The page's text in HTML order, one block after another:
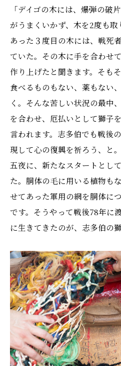
「デイゴの木には、爆弾の破
がうまくいかず、木を2度も
あった３度目の木には、戦死
ていた。その木に手を合わせ
作り上げたと聞きます。そも
食べるものもない、薬もない
く。そんな苦しい状況の最中
を合わせ、厄払いとして獅子
言われます。志多伯でも戦後
現して心の復興を祈ろう、と
五夜に、新たなスタートとし
た。胴体の毛に用いる植物も
せてあった軍用の網を胴体に
です。そうやって戦後78年に
に生きてきたのが、志多伯の